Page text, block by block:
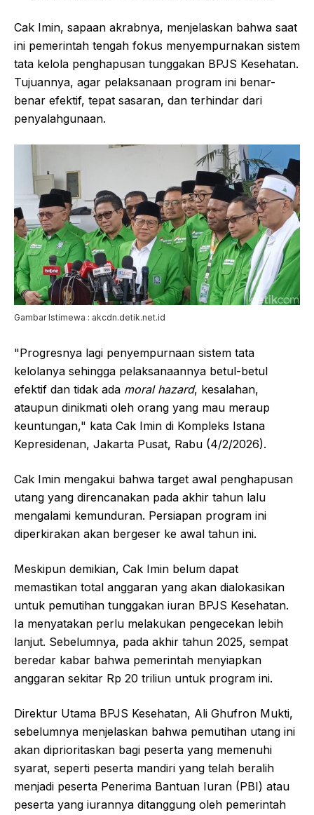
Cak Imin, sapaan akrabnya, menjelaskan bahwa saat
ini pemerintah tengah fokus menyempurnakan sistem
tata kelola penghapusan tunggakan BPJS Kesehatan.
Tujuannya, agar pelaksanaan program ini benar-
benar efektif, tepat sasaran, dan terhindar dari
penyalahgunaan.
Gambar Istimewa : akcdn.detik.net.id
"Progresnya lagi penyempurnaan sistem tata
kelolanya sehingga pelaksanaannya betul-betul
efektif dan tidak ada moral hazard, kesalahan,
ataupun dinikmati oleh orang yang mau meraup
keuntungan," kata Cak Imin di Kompleks Istana
Kepresidenan, Jakarta Pusat, Rabu (4/2/2026).
Cak Imin mengakui bahwa target awal penghapusan
utang yang direncanakan pada akhir tahun lalu
mengalami kemunduran. Persiapan program ini
diperkirakan akan bergeser ke awal tahun ini.
Meskipun demikian, Cak Imin belum dapat
memastikan total anggaran yang akan dialokasikan
untuk pemutihan tunggakan iuran BPJS Kesehatan.
Ia menyatakan perlu melakukan pengecekan lebih
lanjut. Sebelumnya, pada akhir tahun 2025, sempat
beredar kabar bahwa pemerintah menyiapkan
anggaran sekitar Rp 20 triliun untuk program ini.
Direktur Utama BPJS Kesehatan, Ali Ghufron Mukti,
sebelumnya menjelaskan bahwa pemutihan utang ini
akan diprioritaskan bagi peserta yang memenuhi
syarat, seperti peserta mandiri yang telah beralih
menjadi peserta Penerima Bantuan Iuran (PBI) atau
peserta yang iurannya ditanggung oleh pemerintah